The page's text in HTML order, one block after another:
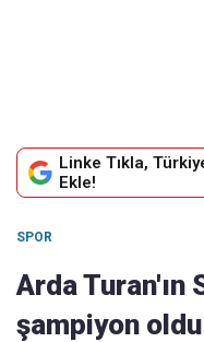
Linke Tıkla,
Ekle!
SPOR
Arda Turan'ın
şampiyon oldu